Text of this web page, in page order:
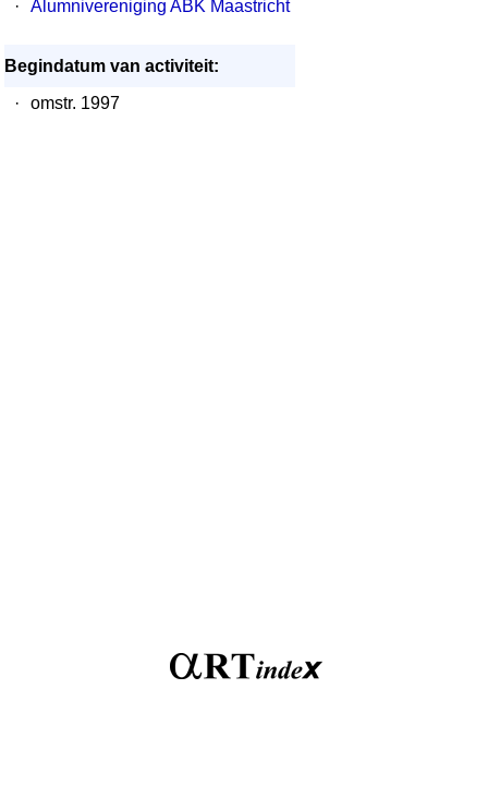
·
Alumnivereniging ABK Maastricht
Begindatum van activiteit:
·
omstr. 1997